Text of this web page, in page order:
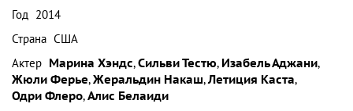
Год 2014
Страна США
Актер Марина Хэндс,Сильви Тестю, Изабель Аджани,
Жюли Ферье,Жеральдин Накаш,Летиция Каста,
Одри Флеро,Алис Белаиди